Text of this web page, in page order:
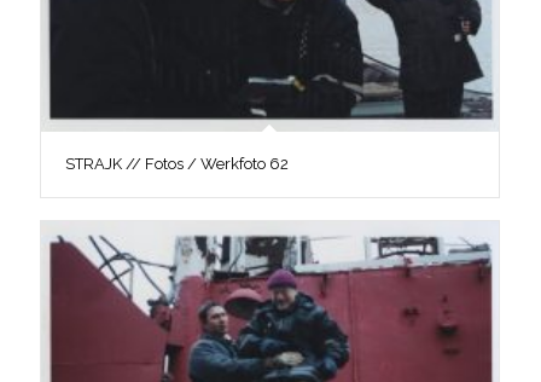
STRAJK // Fotos / Werkfoto 62